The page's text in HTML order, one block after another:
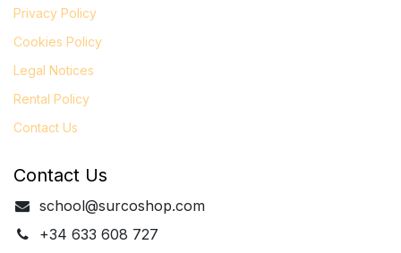
Privacy Policy
Cookies Policy
Legal Notices
Rental Policy
Contact Us
Contact Us
school@surcoshop.com
+34 633 608 727